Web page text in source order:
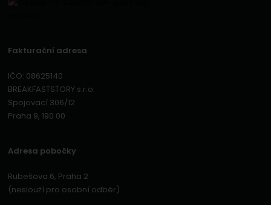
Fakturační adresa
IČO: 08625140
BREAKFASTSTORY s.r.o.
Spojovací 306/12
Praha 9, 190 00
Adresa pobočky
Rubešova 6, Praha 2
(neslouží pro osobní odběr)